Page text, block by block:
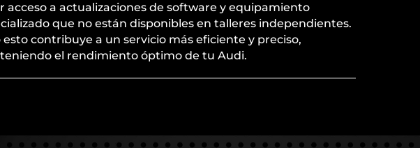
acceso a actualizaciones de software y equipamiento
que no están disponibles en talleres independientes.
esto contribuye a un servicio más eficiente y preciso,
el rendimiento óptimo de tu Audi.